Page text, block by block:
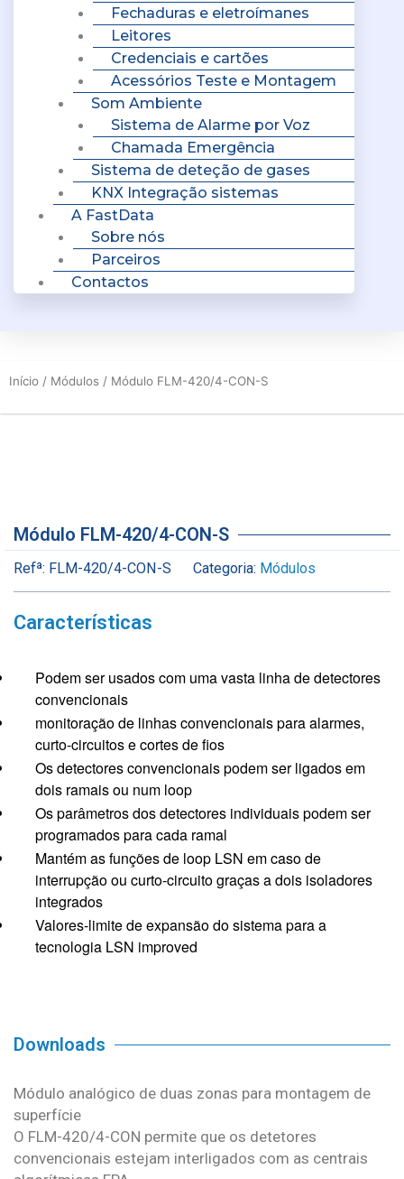
Fechaduras e eletroímanes
Leitores
Credenciais e cartões
Acessórios Teste e Montagem
Som Ambiente
Sistema de Alarme por Voz
Chamada Emergência
Sistema de deteção de gases
KNX Integração sistemas
A FastData
Sobre nós
Parceiros
Contactos
Início / Módulos / Módulo FLM-420/4-CON-S
Módulo FLM-420/4-CON-S
Refª: FLM-420/4-CON-S Categoria: Módulos
Características
Podem ser usados com uma vasta linha de detectores
convencionais
monitoração de linhas convencionais para alarmes,
curto-circuitos e cortes de fios
Os detectores convencionais podem ser ligados em
dois ramais ou num loop
Os parâmetros dos detectores individuais podem ser
programados para cada ramal
Mantém as funções de loop LSN em caso de
interrupção ou curto-circuito graças a dois isoladores
integrados
Valores-limite de expansão do sistema para a
tecnologia LSN improved
Downloads
Módulo analógico de duas zonas para montagem de
superfície
O FLM-420/4-CON permite que os detetores
convencionais estejam interligados com as centrais